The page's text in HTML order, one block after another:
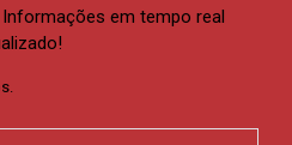
em tempo real